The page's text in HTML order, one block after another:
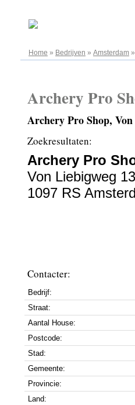
Home » Bedrijven » Amsterdam »
Archery Pro
Archery Pro Shop,
Zoekresultaten:
Archery Pro
Von Liebigweg
1097 RS
Contacter:
Bedrijf:
Straat:
Aantal House:
Postcode:
Stad:
Gemeente:
Provincie:
Land: